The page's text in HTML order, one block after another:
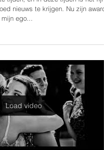
tijden, en in deze tijden is het fijn
nieuws te krijgen. Nu zijn
Load video